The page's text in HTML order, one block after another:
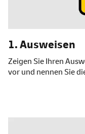
1. Ausweisen
Zeigen Sie Ihren
vor und nennen Sie